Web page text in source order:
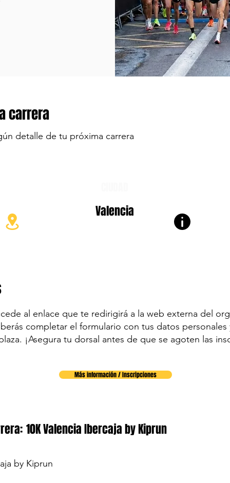
carrera
detalle de tu próxima carrera
Valencia
al enlace que te redirigirá a la web externa del
completar el formulario con tus datos personales
¡Asegura tu dorsal antes de que se agoten las
Más información / Inscripciones
10K Valencia Ibercaja by Kiprun
by Kiprun